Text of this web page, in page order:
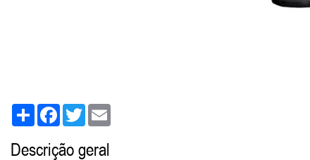
Share FacebookTwitter
Descrição geral